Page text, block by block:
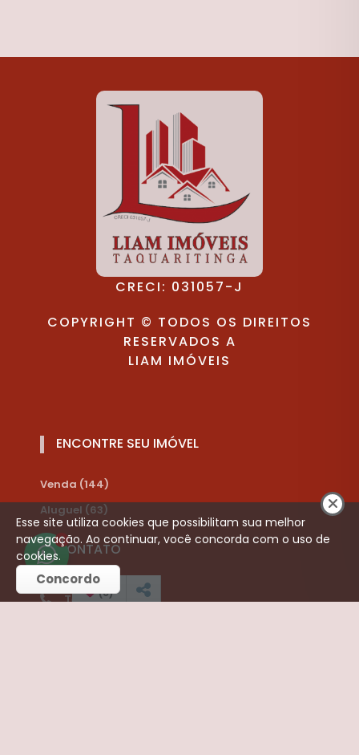
CRECI: 031057-J
COPYRIGHT © TODOS OS DIREITOS
RESERVADOS A
LIAM IMÓVEIS
ENCONTRE SEU IMÓVEL
Venda (144)
Aluguel (63)
CONTATO
Telefone:
1
(0)
Esse site utiliza cookies que possibilitam sua melhor
navegação. Ao continuar, você concorda com o uso de
cookies.
Concordo